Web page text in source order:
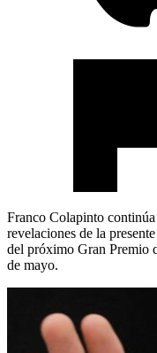
Franco Colapinto
revelaciones de la
del próximo Gran Premio
de mayo.